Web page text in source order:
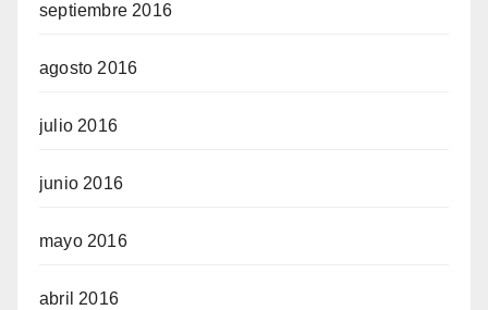
septiembre 2016
agosto 2016
julio 2016
junio 2016
mayo 2016
abril 2016